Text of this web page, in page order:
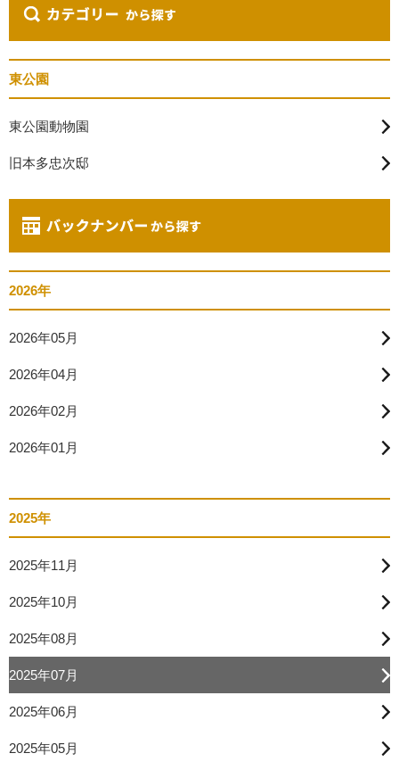
東公園
東公園動物園
旧本多忠次邸
2026年
2026年05月
2026年04月
2026年02月
2026年01月
2025年
2025年11月
2025年10月
2025年08月
2025年07月
2025年06月
2025年05月